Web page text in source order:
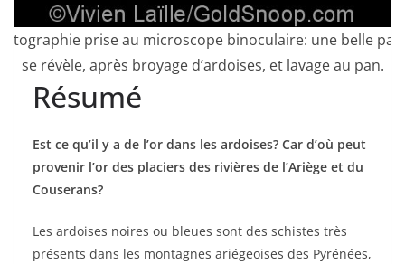
prise au microscope binoculaire: une belle
se révèle, après broyage d’ardoises, et lavage au pan.
Résumé
Est ce qu’il y a de l’or dans les ardoises? Car d’où peut
provenir l’or des placiers des rivières de l’Ariège et du
Couserans?
Les ardoises noires ou bleues sont des schistes très
présents dans les montagnes ariégeoises des Pyrénées,